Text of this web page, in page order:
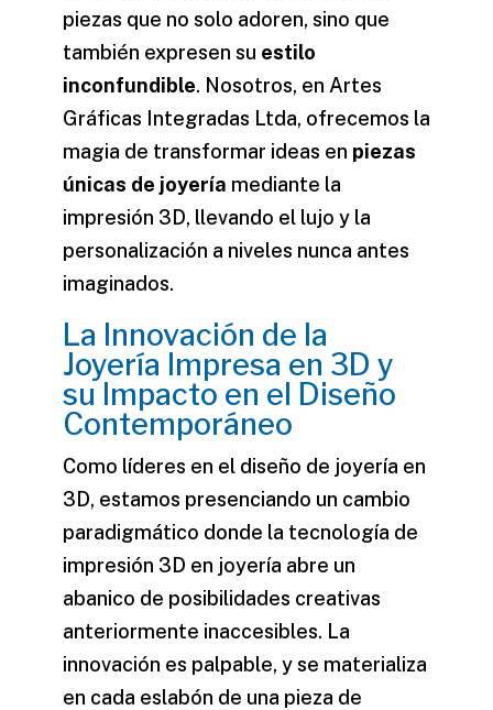
piezas que no solo adoren, sino que
también expresen su estilo
inconfundible. Nosotros, en Artes
Gráficas Integradas Ltda, ofrecemos la
magia de transformar ideas en piezas
únicas de joyería mediante la
impresión 3D, llevando el lujo y la
personalización a niveles nunca antes
imaginados.
La Innovación de la
Joyería Impresa en 3D y
su Impacto en el Diseño
Contemporáneo
Como líderes en el diseño de joyería en
3D, estamos presenciando un cambio
paradigmático donde la tecnología de
impresión 3D en joyería abre un
abanico de posibilidades creativas
anteriormente inaccesibles. La
innovación es palpable, y se materializa
en cada eslabón de una pieza de